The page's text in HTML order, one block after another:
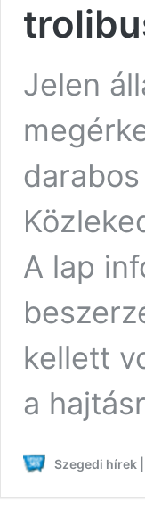
Jelen
A lap
kellett
a
Szegedi hírek